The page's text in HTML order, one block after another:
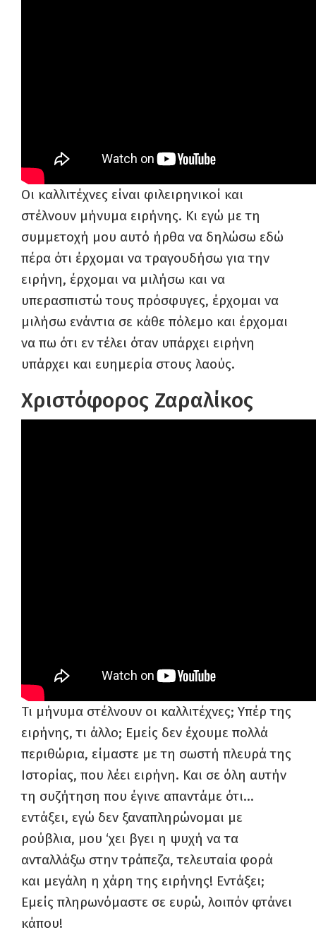
Οι καλλιτέχνες είναι φιλειρηνικοί και
στέλνουν μήνυμα ειρήνης. Κι εγώ με τη
συμμετοχή μου αυτό ήρθα να δηλώσω εδώ
πέρα ότι έρχομαι να τραγουδήσω για την
ειρήνη, έρχομαι να μιλήσω και να
υπερασπιστώ τους πρόσφυγες, έρχομαι να
μιλήσω ενάντια σε κάθε πόλεμο και έρχομαι
να πω ότι εν τέλει όταν υπάρχει ειρήνη
υπάρχει και ευημερία στους λαούς.
Χριστόφορος Ζαραλίκος
Τι μήνυμα στέλνουν οι καλλιτέχνες; Υπέρ της
ειρήνης, τι άλλο; Εμείς δεν έχουμε πολλά
περιθώρια, είμαστε με τη σωστή πλευρά της
Ιστορίας, που λέει ειρήνη. Και σε όλη αυτήν
τη συζήτηση που έγινε απαντάμε ότι…
εντάξει, εγώ δεν ξαναπληρώνομαι με
ρούβλια, μου ‘χει βγει η ψυχή να τα
ανταλλάξω στην τράπεζα, τελευταία φορά
και μεγάλη η χάρη της ειρήνης! Εντάξει;
Εμείς πληρωνόμαστε σε ευρώ, λοιπόν φτάνει
κάπου!